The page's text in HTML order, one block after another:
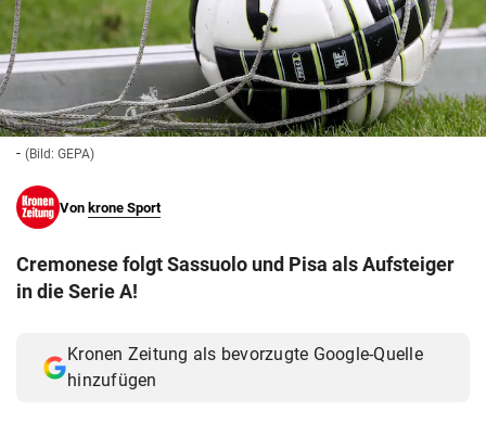
© Krone Multimedia GmbH & Co KG 2026
Muthgasse 2, 1190 Wien
- (Bild: GEPA)
Von krone Sport
Cremonese folgt Sassuolo und Pisa als Aufsteiger
in die Serie A!
Kronen Zeitung als bevorzugte Google-Quelle
hinzufügen